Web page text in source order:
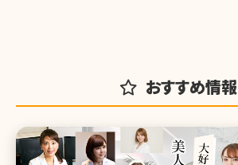
おすすめ情報